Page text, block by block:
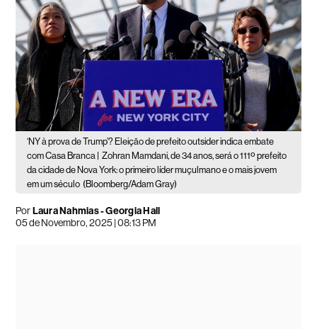
‘NY à prova de Trump’? Eleição de prefeito outsider indica embate
com Casa Branca |
Zohran Mamdani, de 34 anos, será o 111º prefeito
da cidade de Nova York: o primeiro líder muçulmano e o mais jovem
em um século (Bloomberg/Adam Gray)
PorLaura Nahmias - Georgia Hall
05 de Novembro, 2025 | 08:13 PM